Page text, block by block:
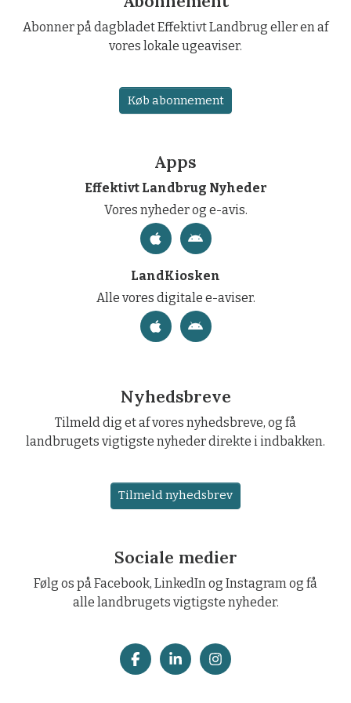
Abonner på dagbladet Effektivt Landbrug eller en af
vores lokale ugeaviser.
Køb abonnement
Apps
Effektivt Landbrug Nyheder
Vores nyheder og e-avis.
LandKiosken
Alle vores digitale e-aviser.
Nyhedsbreve
Tilmeld dig et af vores nyhedsbreve, og få
landbrugets vigtigste nyheder direkte i indbakken.
Tilmeld nyhedsbrev
Sociale medier
Følg os på Facebook, LinkedIn og Instagram og få
alle landbrugets vigtigste nyheder.